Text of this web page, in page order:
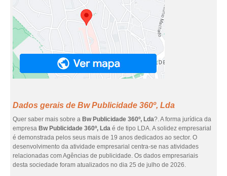
Dados gerais de Bw Publicidade 360º, Lda
Quer saber mais sobre a Bw Publicidade 360º, Lda?. A forma jurídica da
empresa Bw Publicidade 360º, Lda é de tipo LDA. A solidez empresarial
é demonstrada pelos seus mais de 19 anos dedicados ao sector. O
desenvolvimento da atividade empresarial centra-se nas atividades
relacionadas com Agências de publicidade. Os dados empresariais
desta sociedade foram atualizados no dia 25 de julho de 2026.